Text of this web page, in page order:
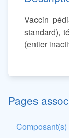
Vaccin
standard),
(entier
Pages